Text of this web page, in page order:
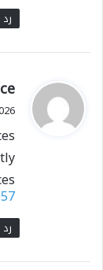
رد
ي
ق
ل
05/
رد